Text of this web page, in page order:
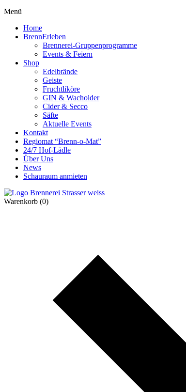
Menü
Home
BrennErleben
Brennerei-Gruppenprogramme
Events & Feiern
Shop
Edelbrände
Geiste
Fruchtliköre
GIN & Wacholder
Cider & Secco
Säfte
Aktuelle Events
Kontakt
Regiomat “Brenn-o-Mat”
24/7 Hof-Lädle
Über Uns
News
Schauraum anmieten
Warenkorb (0)